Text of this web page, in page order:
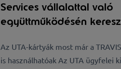
Services vállalattal való
együttműködésén
Az UTA-kártyák most már a
is használhatóak Az UTA ügyfelei